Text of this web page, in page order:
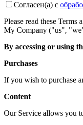
Согласен(а) с
Please read these
My Company ("us",
By accessing or using
Purchases
If you wish to purchase
Content
Our Service allows you